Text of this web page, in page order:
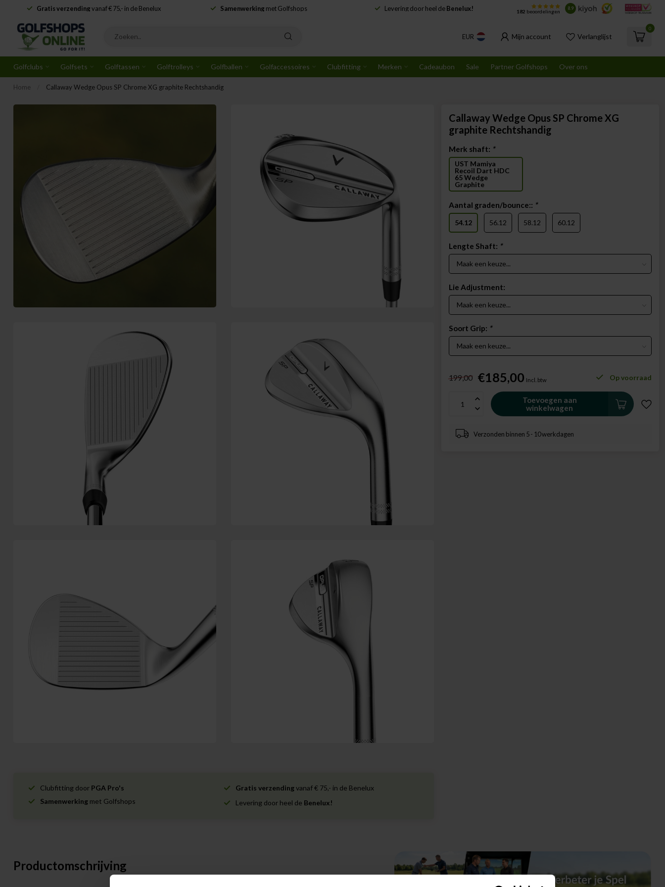
Gratis verzendingvanaf € 75,- in de Benelux Samenwerking met Golfshops Levering door heel deBenelux! 182 beoordelingen
8.9
EUR Mijn account Verlanglijst
0
Golfclubs Golfsets Golftassen Golftrolleys Golfballen Golfaccessoires Clubfitting Merken Cadeaubon Sale Partner Golfshops Over ons
Home Callaway Wedge Opus SP Chrome XG graphite Rechtshandig
Clubfitting door PGA Pro's Gratis verzendingvanaf € 75,- in de Benelux
Samenwerking met Golfshops Levering door heel de Benelux!
Callaway Wedge Opus SP Chrome XG
graphite Rechtshandig
Merk shaft: *
UST Mamiya
Recoil Dart HDC
65 Wedge
Graphite
Aantal graden/bounce:: *
54.12 56.12 58.12 60.12
Lengte Shaft: *
Lie Adjustment:
Soort Grip: *
199,00 €185,00 Incl. btw Op voorraad
Toevoegen aan
winkelwagen
Verzonden binnen 5 - 10 werkdagen
Productomschrijving